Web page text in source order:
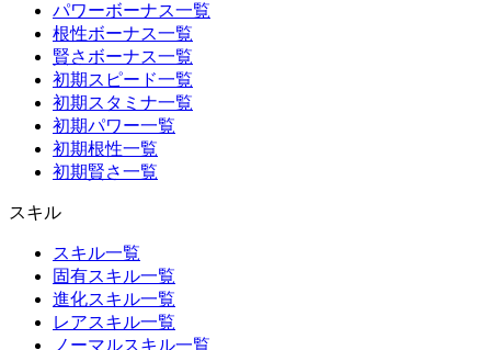
パワーボーナス一覧
根性ボーナス一覧
賢さボーナス一覧
初期スピード一覧
初期スタミナ一覧
初期パワー一覧
初期根性一覧
初期賢さ一覧
スキル
スキル一覧
固有スキル一覧
進化スキル一覧
レアスキル一覧
ノーマルスキル一覧